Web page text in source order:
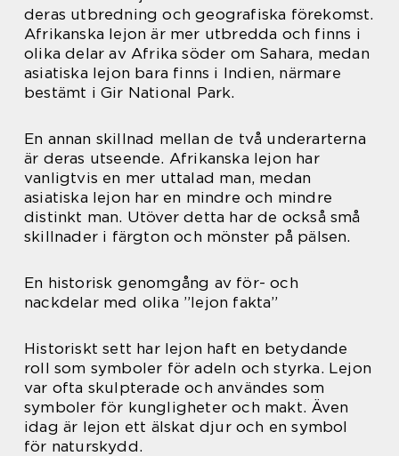
deras utbredning och geografiska förekomst.
Afrikanska lejon är mer utbredda och finns i
olika delar av Afrika söder om Sahara, medan
asiatiska lejon bara finns i Indien, närmare
bestämt i Gir National Park.
En annan skillnad mellan de två underarterna
är deras utseende. Afrikanska lejon har
vanligtvis en mer uttalad man, medan
asiatiska lejon har en mindre och mindre
distinkt man. Utöver detta har de också små
skillnader i färgton och mönster på pälsen.
En historisk genomgång av för- och
nackdelar med olika ”lejon fakta”
Historiskt sett har lejon haft en betydande
roll som symboler för adeln och styrka. Lejon
var ofta skulpterade och användes som
symboler för kungligheter och makt. Även
idag är lejon ett älskat djur och en symbol
för naturskydd.